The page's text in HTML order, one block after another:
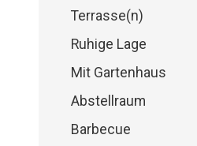
Terrasse(n)
Ruhige Lage
Mit Gartenhaus
Abstellraum
Barbecue